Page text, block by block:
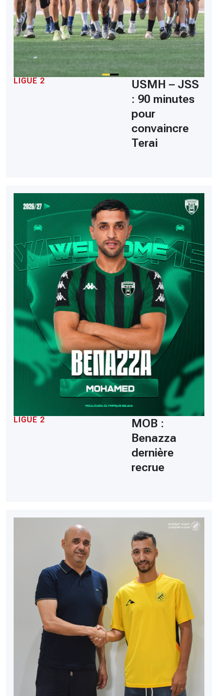
LIGUE 2
USMH – JSS
: 90 minutes
pour
convaincre
Terai
LIGUE 2
MOB :
Benazza
dernière
recrue